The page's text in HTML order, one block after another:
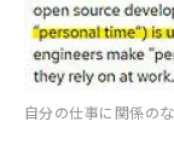
自分の仕事に関係の